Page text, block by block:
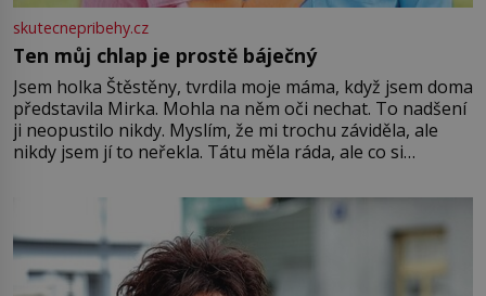
skutecnepribehy.cz
Ten můj chlap je prostě báječný
Jsem holka Štěstěny, tvrdila moje máma, když jsem doma
představila Mirka. Mohla na něm oči nechat. To nadšení
ji neopustilo nikdy. Myslím, že mi trochu záviděla, ale
nikdy jsem jí to neřekla. Tátu měla ráda, ale co si
Jsme spolu moc rádi Tehdy byla jiná doba, když